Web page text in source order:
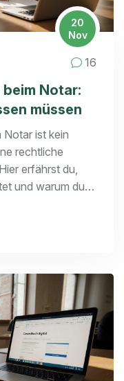
20
Nov
16
Notar:
müssen
Notar ist kein
rechtliche
erfährst du,
und warum du
musst.